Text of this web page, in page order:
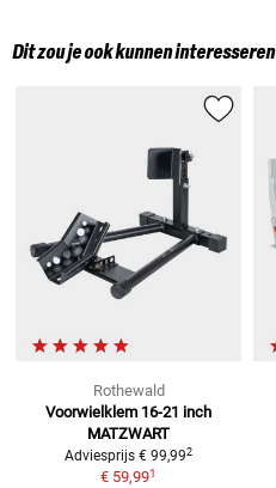
Dit zou je ook kunnen interesseren
Rothewald
Voorwielklem 16-21 inch
MATZWART
Adviesprijs € 99,992
€ 59,991